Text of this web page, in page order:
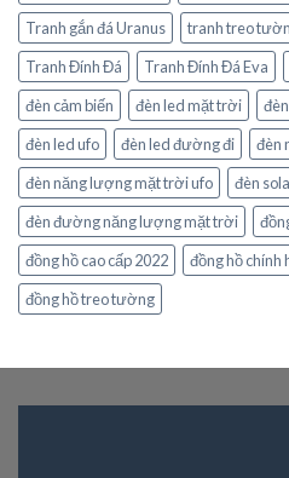
Tranh gắn đá Uranus
tranh treo
Tranh Đính Đá
Tranh Đính Đá Eva
đèn cảm biến
đèn led mặt trời
đèn led ufo
đèn led đường đi
đèn
đèn năng lượng mặt trời ufo
đèn
đèn đường năng lượng mặt trời
đồng hồ cao cấp 2022
đồng hồ chính
đồng hồ treo tường